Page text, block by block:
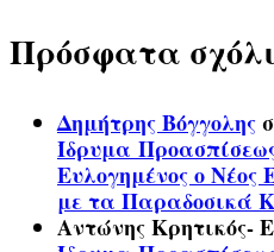
Πρόσφατα
Δημήτρης Βόγγολης
Ίδρυμα
Ευλογημένος ο Νέος
με τα Παραδοσικά
Αντώνης Κρητικός-